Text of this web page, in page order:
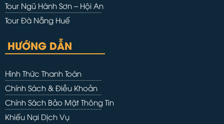
Tour Ngũ Hành Sơn – Hội An
Tour Đà Nẵng Huế
HƯỚNG DẪN
Hình Thức Thanh Toán
Chính Sách & Điều Khoản
Chính Sách Bảo Mật Thông Tin
Khiếu Nại Dịch Vụ